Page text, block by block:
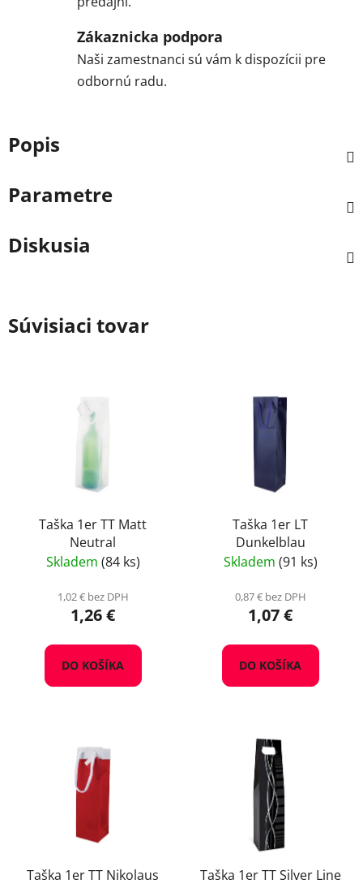
Zákaznicka podpora
Naši zamestnanci sú vám k dispozícii pre
odbornú radu.
Popis
Parametre
Diskusia
Súvisiaci tovar
Taška 1er TT Matt
Neutral
Skladem (84 ks)
1,02 € bez DPH
1,26 €
DO KOŠÍKA
Taška 1er LT
Dunkelblau
Skladem (91 ks)
0,87 € bez DPH
1,07 €
DO KOŠÍKA
Taška 1er TT Nikolaus Taška 1er TT Silver Line